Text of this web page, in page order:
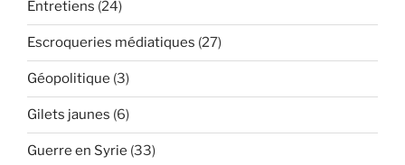
Entretiens (24)
Escroqueries médiatiques (27)
Géopolitique (3)
Gilets jaunes (6)
Guerre en Syrie (33)